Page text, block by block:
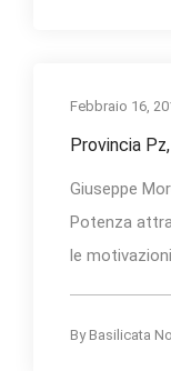
Febbraio 16,
Provincia
Giuseppe
Potenza
le motivazioni
By Basilicata